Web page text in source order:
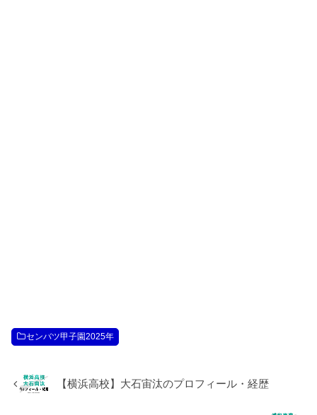
センバツ甲子園2025年
【横浜高校】大石宙汰のプロフィール・経歴